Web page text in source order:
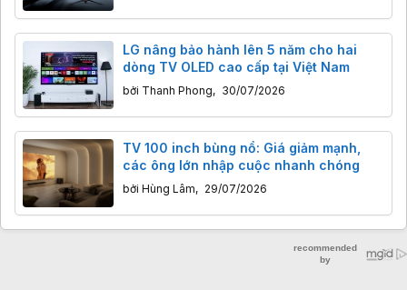
LG nâng bảo hành lên 5 năm cho hai
dòng TV OLED cao cấp tại Việt Nam
bởi Thanh Phong, 30/07/2026
TV 100 inch bùng nổ: Giá giảm mạnh,
các ông lớn nhập cuộc nhanh chóng
bởi Hùng Lâm, 29/07/2026